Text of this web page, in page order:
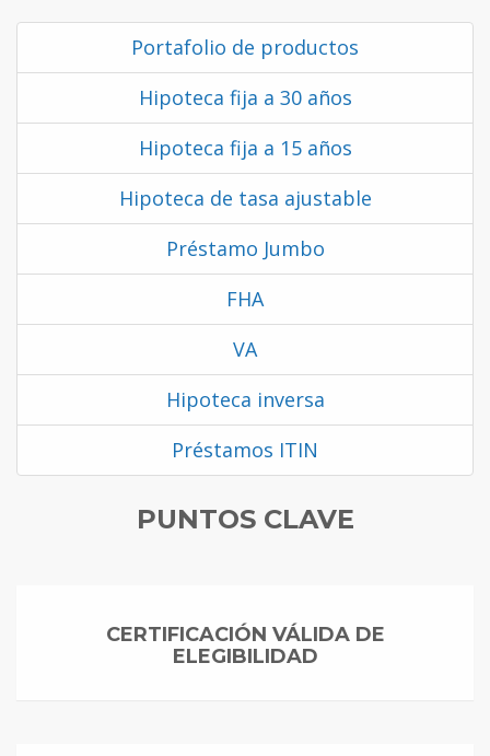
Portafolio de productos
Hipoteca fija a 30 años
Hipoteca fija a 15 años
Hipoteca de tasa ajustable
Préstamo Jumbo
FHA
VA
Hipoteca inversa
Préstamos ITIN
PUNTOS CLAVE
CERTIFICACIÓN VÁLIDA DE
ELEGIBILIDAD